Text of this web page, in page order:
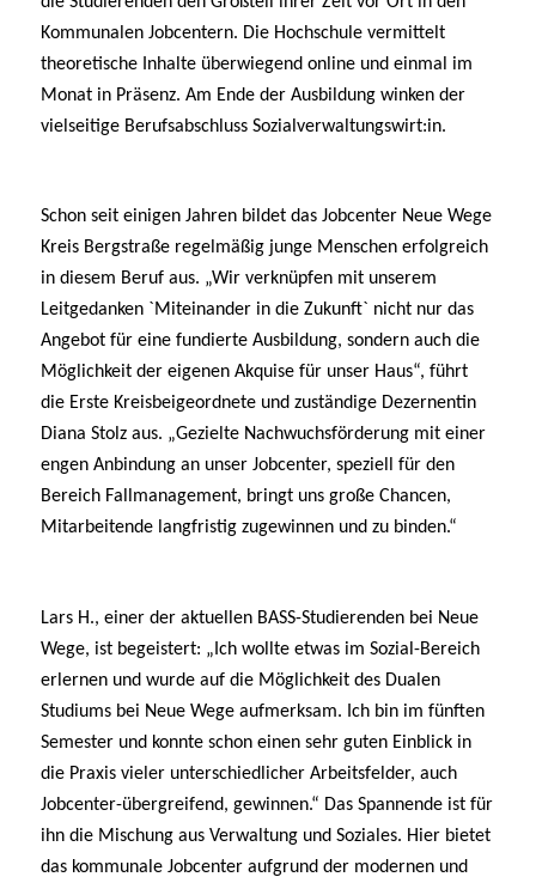
Kommunalen Jobcentern. Die Hochschule vermittelt
theoretische Inhalte überwiegend online und einmal im
Monat in Präsenz. Am Ende der Ausbildung winken der
vielseitige Berufsabschluss Sozialverwaltungswirt:in.
Schon seit einigen Jahren bildet das Jobcenter Neue Wege
Kreis Bergstraße regelmäßig junge Menschen erfolgreich
in diesem Beruf aus. „Wir verknüpfen mit unserem
Leitgedanken `Miteinander in die Zukunft` nicht nur das
Angebot für eine fundierte Ausbildung, sondern auch die
Möglichkeit der eigenen Akquise für unser Haus“, führt
die Erste Kreisbeigeordnete und zuständige Dezernentin
Diana Stolz aus. „Gezielte Nachwuchsförderung mit einer
engen Anbindung an unser Jobcenter, speziell für den
Bereich Fallmanagement, bringt uns große Chancen,
Mitarbeitende langfristig zugewinnen und zu binden.“
Lars H., einer der aktuellen BASS-Studierenden bei Neue
Wege, ist begeistert: „Ich wollte etwas im Sozial-Bereich
erlernen und wurde auf die Möglichkeit des Dualen
Studiums bei Neue Wege aufmerksam. Ich bin im fünften
Semester und konnte schon einen sehr guten Einblick in
die Praxis vieler unterschiedlicher Arbeitsfelder, auch
Jobcenter-übergreifend, gewinnen.“ Das Spannende ist für
ihn die Mischung aus Verwaltung und Soziales. Hier bietet
das kommunale Jobcenter aufgrund der modernen und